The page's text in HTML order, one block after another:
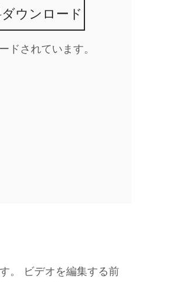
ウンロード
ドされています。
。 ビデオを編集する前